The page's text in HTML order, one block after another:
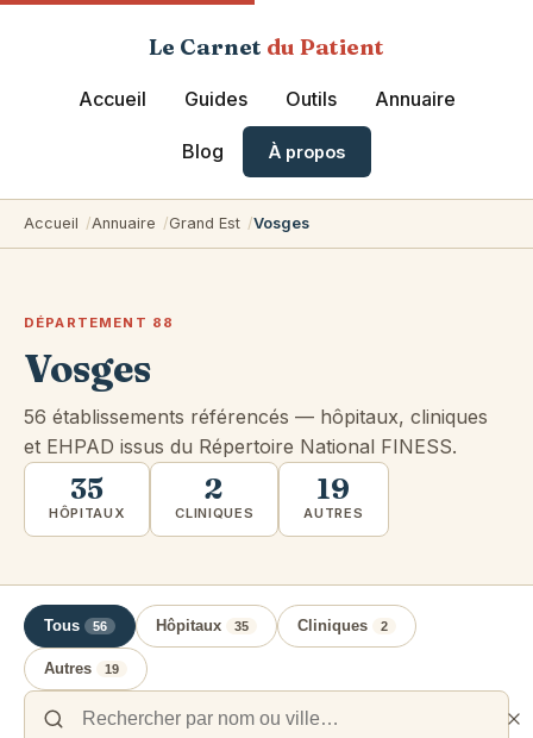
Le Carnet du Patient
Accueil Guides Outils Annuaire
Blog À propos
Accueil Annuaire Grand Est Vosges
DÉPARTEMENT 88
Vosges
56 établissements référencés — hôpitaux, cliniques
et EHPAD issus du Répertoire National FINESS.
35
HÔPITAUX
2
CLINIQUES
19
AUTRES
Tous 56 Hôpitaux 35 Cliniques 2
Autres 19